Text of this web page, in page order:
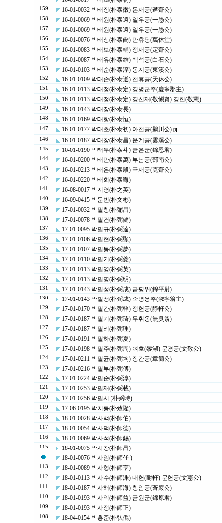
159 16-01-0032 박태징(朴泰徵) 돈재공(遯齋公)
158 16-01-0069 박태원(朴泰遠) 일우공(一愚公)
157 16-01-0069 박태원(朴泰遠) 일우공(一愚公)
156 16-01-0076 박태상(朴泰尙) 만휴당(萬休堂)
155 16-01-0083 박태보(朴泰輔) 정재공(定齋公)
154 16-01-0087 박태유(朴泰維) 백석공(白石公)
153 16-01-0103 박태순(朴泰淳) 동계공(東溪公)
152 16-01-0109 박태손(朴泰遜) 천휴공(天休公)
151 16-01-0113 박태정(朴泰定) 경녕군주(慶寧郡主)
150 16-01-0113 박태정(朴泰定) 경신재(敬愼齋) 경헌(敬憲)
149 16-01-0143 박태장(朴泰長)
148 16-01-0169 박태항(朴泰恒)
147 16-01-0177 박태초(朴泰初) 아천공(鵝川公) [1]
146 16-01-0187 박태창(朴泰昌) 운계공(雲溪公)
145 16-01-0190 박태두(朴泰斗) 금은군(錦恩君)
144 16-01-0200 박태만(朴泰萬) 부남공(部南公)
143 16-01-0213 박태은(朴泰殷) 극재공(克齋公)
142 16-01-0220 박태회(朴泰晦)
141 16-08-0017 박지영(朴之英)
140 16-09-0415 박문빈(朴文彬)
139 17-01-0032 박필창(朴弻昌)
138 17-01-0078 박필건(朴弼健)
137 17-01-0095 박필규(朴弼逵)
136 17-01-0106 박필현(朴弼顯)
135 17-01-0107 박필몽(朴弼夢)
134 17-01-0110 박필기(朴弼夔)
133 17-01-0113 박필영(朴弼英)
132 17-01-0113 박필명(朴弼明)
131 17-01-0143 박필성(朴弼成) 금평위(錦平尉)
130 17-01-0143 박필성(朴弼成) 숙녕옹주(淑寧翁主)
129 17-01-0170 박필간(朴弼幹) 정헌공(靜軒公)
128 17-01-0187 박필기(朴弼琦) 무취옹(無臭翁)
127 17-01-0187 박필리(朴弼理)
126 17-01-0191 박필하(朴弼夏)
125 17-01-0198 박필주(朴弼周) 여호(黎湖) 문경공(文敬公)
124 17-01-0211 박필균(朴弼均) 장간공(章簡公)
123 17-01-0216 박필부(朴弼傅)
122 17-01-0224 박필순(朴弼淳)
121 17-01-0253 박필재(朴弼載)
120 17-01-0256 박필시 (朴弼時)
119 17-06-0195 박치륭(朴致隆)
118 18-01-0028 박사백(朴師伯)
117 18-01-0054 박사덕(朴師德)
116 18-01-0069 박사석(朴師錫)
115
18-01-0075 박사창(朴師昌)
18-01-0076 박사임(朴師任 )
113 18-01-0089 박사형(朴師亨)
112 18-01-0113 박사수(朴師洙) 내헌(耐軒) 문헌공(文憲公)
111 18-01-0187 박사해(朴師海) 창암공(蒼巖公)
110 18-01-0193 박사익(朴師益) 금원군(錦原君)
109 18-01-0193 박사정(朴師正)
108 18-04-0154 박홍준(朴弘儁)